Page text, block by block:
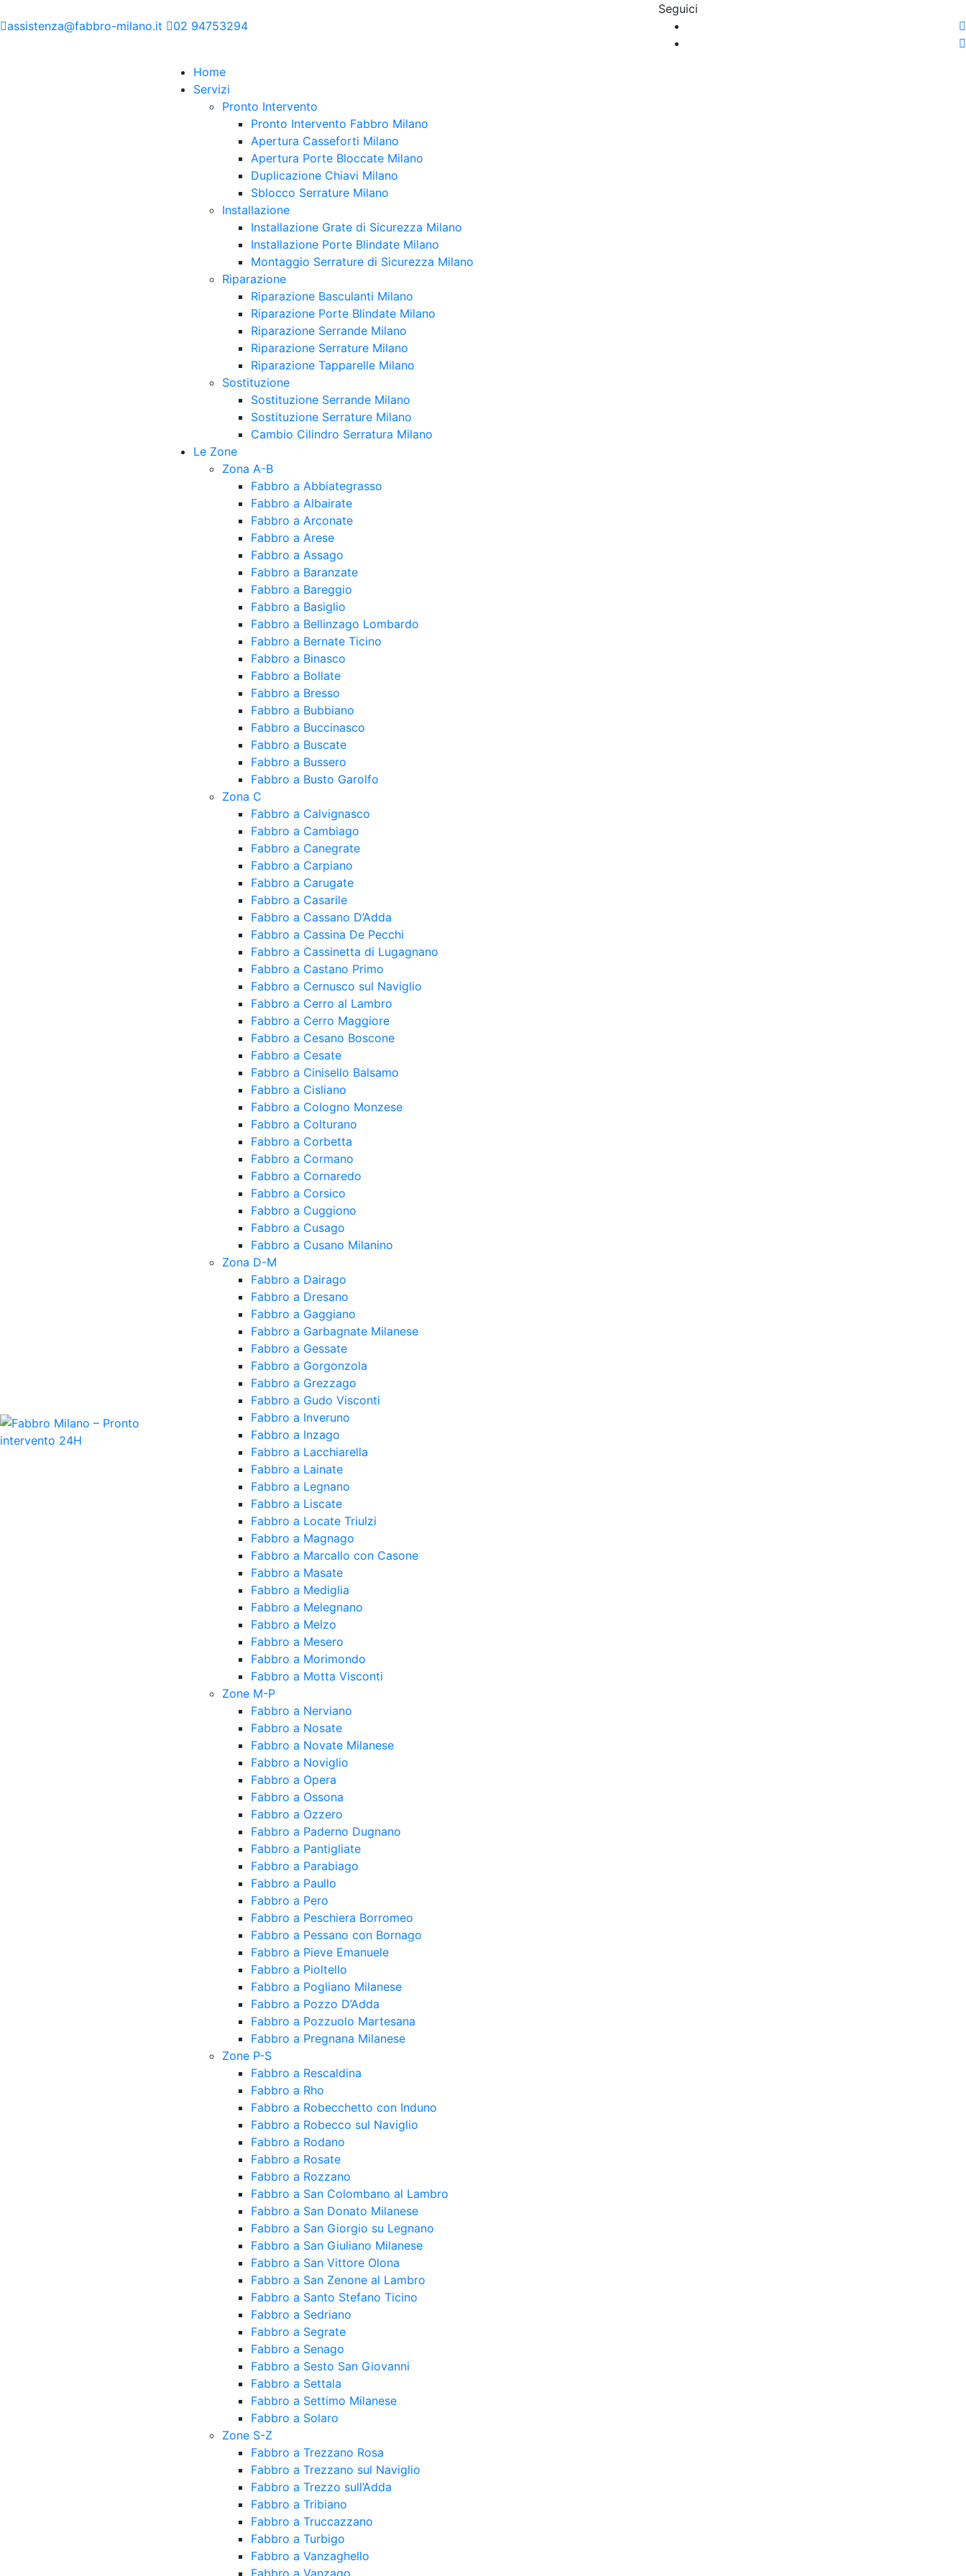
assistenza@fabbro-milano.it 02 94753294
Seguici
Home
Servizi
Pronto Intervento
Pronto Intervento Fabbro Milano
Apertura Casseforti Milano
Apertura Porte Bloccate Milano
Duplicazione Chiavi Milano
Sblocco Serrature Milano
Installazione
Installazione Grate di Sicurezza Milano
Installazione Porte Blindate Milano
Montaggio Serrature di Sicurezza Milano
Riparazione
Riparazione Basculanti Milano
Riparazione Porte Blindate Milano
Riparazione Serrande Milano
Riparazione Serrature Milano
Riparazione Tapparelle Milano
Sostituzione
Sostituzione Serrande Milano
Sostituzione Serrature Milano
Cambio Cilindro Serratura Milano
Le Zone
Zona A-B
Fabbro a Abbiategrasso
Fabbro a Albairate
Fabbro a Arconate
Fabbro a Arese
Fabbro a Assago
Fabbro a Baranzate
Fabbro a Bareggio
Fabbro a Basiglio
Fabbro a Bellinzago Lombardo
Fabbro a Bernate Ticino
Fabbro a Binasco
Fabbro a Bollate
Fabbro a Bresso
Fabbro a Bubbiano
Fabbro a Buccinasco
Fabbro a Buscate
Fabbro a Bussero
Fabbro a Busto Garolfo
Zona C
Fabbro a Calvignasco
Fabbro a Cambiago
Fabbro a Canegrate
Fabbro a Carpiano
Fabbro a Carugate
Fabbro a Casarile
Fabbro a Cassano D’Adda
Fabbro a Cassina De Pecchi
Fabbro a Cassinetta di Lugagnano
Fabbro a Castano Primo
Fabbro a Cernusco sul Naviglio
Fabbro a Cerro al Lambro
Fabbro a Cerro Maggiore
Fabbro a Cesano Boscone
Fabbro a Cesate
Fabbro a Cinisello Balsamo
Fabbro a Cisliano
Fabbro a Cologno Monzese
Fabbro a Colturano
Fabbro a Corbetta
Fabbro a Cormano
Fabbro a Cornaredo
Fabbro a Corsico
Fabbro a Cuggiono
Fabbro a Cusago
Fabbro a Cusano Milanino
Zona D-M
Fabbro a Dairago
Fabbro a Dresano
Fabbro a Gaggiano
Fabbro a Garbagnate Milanese
Fabbro a Gessate
Fabbro a Gorgonzola
Fabbro a Grezzago
Fabbro a Gudo Visconti
Fabbro a Inveruno
Fabbro a Inzago
Fabbro a Lacchiarella
Fabbro a Lainate
Fabbro a Legnano
Fabbro a Liscate
Fabbro a Locate Triulzi
Fabbro a Magnago
Fabbro a Marcallo con Casone
Fabbro a Masate
Fabbro a Mediglia
Fabbro a Melegnano
Fabbro a Melzo
Fabbro a Mesero
Fabbro a Morimondo
Fabbro a Motta Visconti
Zone M-P
Fabbro a Nerviano
Fabbro a Nosate
Fabbro a Novate Milanese
Fabbro a Noviglio
Fabbro a Opera
Fabbro a Ossona
Fabbro a Ozzero
Fabbro a Paderno Dugnano
Fabbro a Pantigliate
Fabbro a Parabiago
Fabbro a Paullo
Fabbro a Pero
Fabbro a Peschiera Borromeo
Fabbro a Pessano con Bornago
Fabbro a Pieve Emanuele
Fabbro a Pioltello
Fabbro a Pogliano Milanese
Fabbro a Pozzo D’Adda
Fabbro a Pozzuolo Martesana
Fabbro a Pregnana Milanese
Zone P-S
Fabbro a Rescaldina
Fabbro a Rho
Fabbro a Robecchetto con Induno
Fabbro a Robecco sul Naviglio
Fabbro a Rodano
Fabbro a Rosate
Fabbro a Rozzano
Fabbro a San Colombano al Lambro
Fabbro a San Donato Milanese
Fabbro a San Giorgio su Legnano
Fabbro a San Giuliano Milanese
Fabbro a San Vittore Olona
Fabbro a San Zenone al Lambro
Fabbro a Santo Stefano Ticino
Fabbro a Sedriano
Fabbro a Segrate
Fabbro a Senago
Fabbro a Sesto San Giovanni
Fabbro a Settala
Fabbro a Settimo Milanese
Fabbro a Solaro
Zone S-Z
Fabbro a Trezzano Rosa
Fabbro a Trezzano sul Naviglio
Fabbro a Trezzo sull’Adda
Fabbro a Tribiano
Fabbro a Truccazzano
Fabbro a Turbigo
Fabbro a Vanzaghello
Fabbro a Vanzago